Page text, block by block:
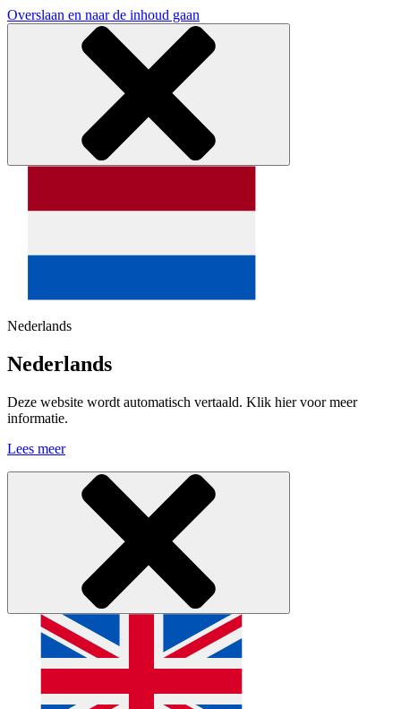
Overslaan en naar de inhoud gaan
Nederlands
Nederlands
Deze website wordt automatisch vertaald. Klik hier voor meer
informatie.
Lees meer